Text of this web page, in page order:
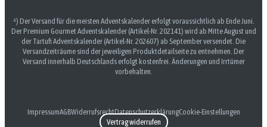
⁴) Der Versand für die meisten Adventskalender erfolgt voraussichtlich ab Ende Juni.
Der Premium Gourmet Adventskalender (Artikel-Nr. 202141) wird ab Mitte August und
der Tartufi Adventskalender (Artikel-Nr. 202607) ab September versendet. Die
Versandzeiträume sind der jeweiligen Produktdetailseite zu entnehmen. Der
Versand innerhalb Deutschlands erfolgt kostenfrei. Änderungen und Irrtümer
vorbehalten.
ImpressumAGBWiderrufsrechtDatenschutzerklärungCookie-Einstellungen
Vertrag widerrufen